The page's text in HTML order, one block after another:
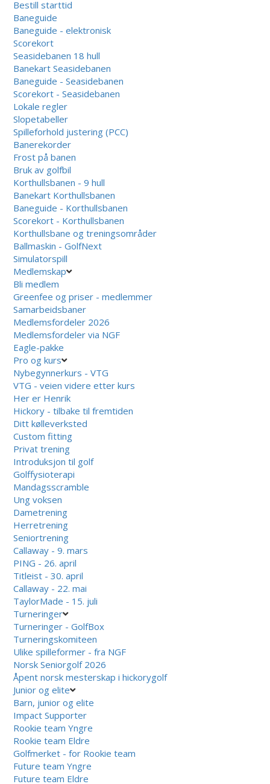
Bestill starttid
Baneguide
Baneguide - elektronisk
Scorekort
Seasidebanen 18 hull
Banekart Seasidebanen
Baneguide - Seasidebanen
Scorekort - Seasidebanen
Lokale regler
Slopetabeller
Spilleforhold justering (PCC)
Banerekorder
Frost på banen
Bruk av golfbil
Korthullsbanen - 9 hull
Banekart Korthullsbanen
Baneguide - Korthullsbanen
Scorekort - Korthullsbanen
Korthullsbane og treningsområder
Ballmaskin - GolfNext
Simulatorspill
Medlemskap
Bli medlem
Greenfee og priser - medlemmer
Samarbeidsbaner
Medlemsfordeler 2026
Medlemsfordeler via NGF
Eagle-pakke
Pro og kurs
Nybegynnerkurs - VTG
VTG - veien videre etter kurs
Her er Henrik
Hickory - tilbake til fremtiden
Ditt kølleverksted
Custom fitting
Privat trening
Introduksjon til golf
Golffysioterapi
Mandagsscramble
Ung voksen
Dametrening
Herretrening
Seniortrening
Callaway - 9. mars
PING - 26. april
Titleist - 30. april
Callaway - 22. mai
TaylorMade - 15. juli
Turneringer
Turneringer - GolfBox
Turneringskomiteen
Ulike spilleformer - fra NGF
Norsk Seniorgolf 2026
Åpent norsk mesterskap i hickorygolf
Junior og elite
Barn, junior og elite
Impact Supporter
Rookie team Yngre
Rookie team Eldre
Golfmerket - for Rookie team
Future team Yngre
Future team Eldre